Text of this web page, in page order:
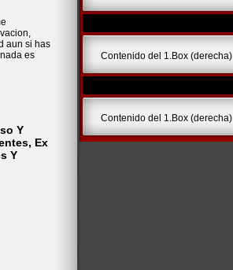
aun si has
es
Y
Ex
Y
Contenido del 1.Box (derecha)
Contenido del 1.Box (derecha)